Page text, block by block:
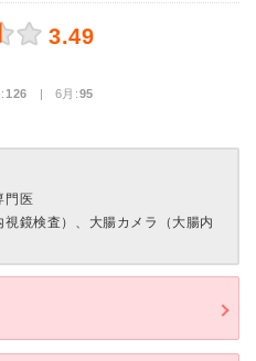
3.49
126 | 6月:95
門医
視鏡検査）、大腸カメラ（大腸内